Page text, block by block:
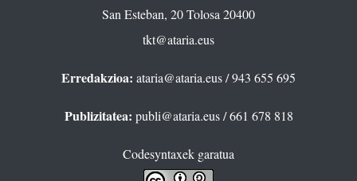
San Esteban, 20 Tolosa 20400
tkt@ataria.eus
Erredakzioa: ataria@ataria.eus/ 943 655 695
Publizitatea: publi@ataria.eus/ 661 678 818
Codesyntaxek garatua